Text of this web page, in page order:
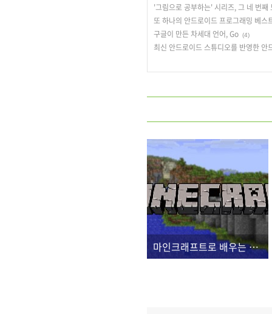
'그림으로 공부하는' 시리즈, 그 네 번째
또 하나의 안드로이드 프로그래밍 베스
구글이 만든 차세대 언어, Go (4)
최신 안드로이드 스튜디오를 반영한 안
마인크래프트로 배우는 코딩